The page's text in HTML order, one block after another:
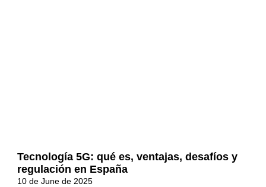
Tecnología 5G: qué es, ventajas, desafíos y
regulación en España
10 de June de 2025